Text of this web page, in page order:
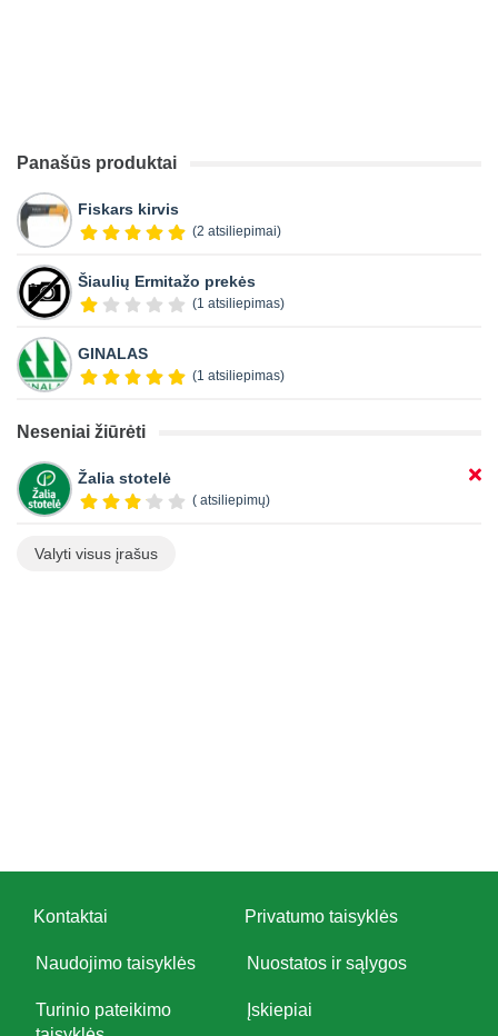
Panašūs produktai
Fiskars kirvis
(2 atsiliepimai)
Šiaulių Ermitažo prekės
(1 atsiliepimas)
GINALAS
(1 atsiliepimas)
Neseniai žiūrėti
Žalia stotelė
( atsiliepimų)
Valyti visus įrašus
Kontaktai Privatumo taisyklės
Naudojimo taisyklės Nuostatos ir sąlygos
Turinio pateikimo
Įskiepiai